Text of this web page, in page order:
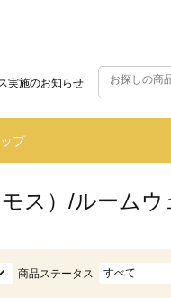
実施のお知らせ
プ
ス）/ルームウ
商品ステータス すべて